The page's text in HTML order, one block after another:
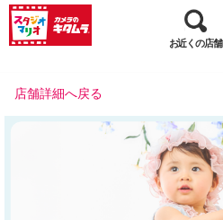
お近くの店舗
店舗詳細へ戻る